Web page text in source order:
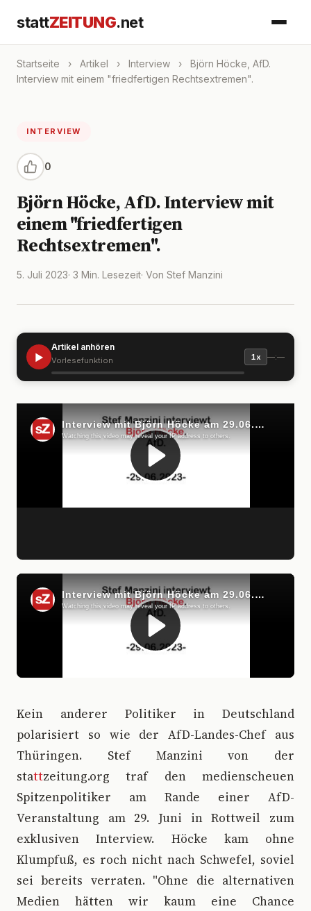
stattZEITUNG.net
Startseite › Artikel › Interview ›
Björn Höcke, AfD.
Interview mit einem "friedfertigen Rechtsextremen".
INTERVIEW
0
Björn Höcke, AfD. Interview mit
einem "friedfertigen
Rechtsextremen".
5. Juli 2023· 3 Min. Lesezeit· Von Stef Manzini
▶
Artikel anhören
Vorlesefunktion 1x —:—
Kein anderer Politiker in Deutschland
polarisiert so wie der AfD-Landes-Chef aus
Thüringen. Stef Manzini von der
stattzeitung.org traf den medienscheuen
Spitzenpolitiker am Rande einer AfD-
Veranstaltung am 29. Juni in Rottweil zum
exklusiven Interview. Höcke kam ohne
Klumpfuß, es roch nicht nach Schwefel, soviel
sei bereits verraten. "Ohne die alternativen
Medien hätten wir kaum eine Chance